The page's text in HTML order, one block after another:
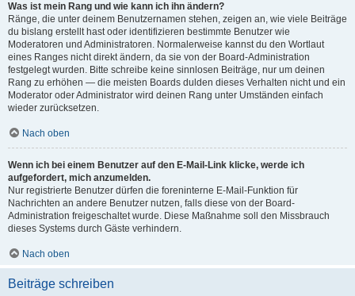
Was ist mein Rang und wie kann ich ihn ändern?
Ränge, die unter deinem Benutzernamen stehen, zeigen an, wie viele Beiträge
du bislang erstellt hast oder identifizieren bestimmte Benutzer wie
Moderatoren und Administratoren. Normalerweise kannst du den Wortlaut
eines Ranges nicht direkt ändern, da sie von der Board-Administration
festgelegt wurden. Bitte schreibe keine sinnlosen Beiträge, nur um deinen
Rang zu erhöhen — die meisten Boards dulden dieses Verhalten nicht und ein
Moderator oder Administrator wird deinen Rang unter Umständen einfach
wieder zurücksetzen.
Nach oben
Wenn ich bei einem Benutzer auf den E-Mail-Link klicke, werde ich
aufgefordert, mich anzumelden.
Nur registrierte Benutzer dürfen die foreninterne E-Mail-Funktion für
Nachrichten an andere Benutzer nutzen, falls diese von der Board-
Administration freigeschaltet wurde. Diese Maßnahme soll den Missbrauch
dieses Systems durch Gäste verhindern.
Nach oben
Beiträge schreiben